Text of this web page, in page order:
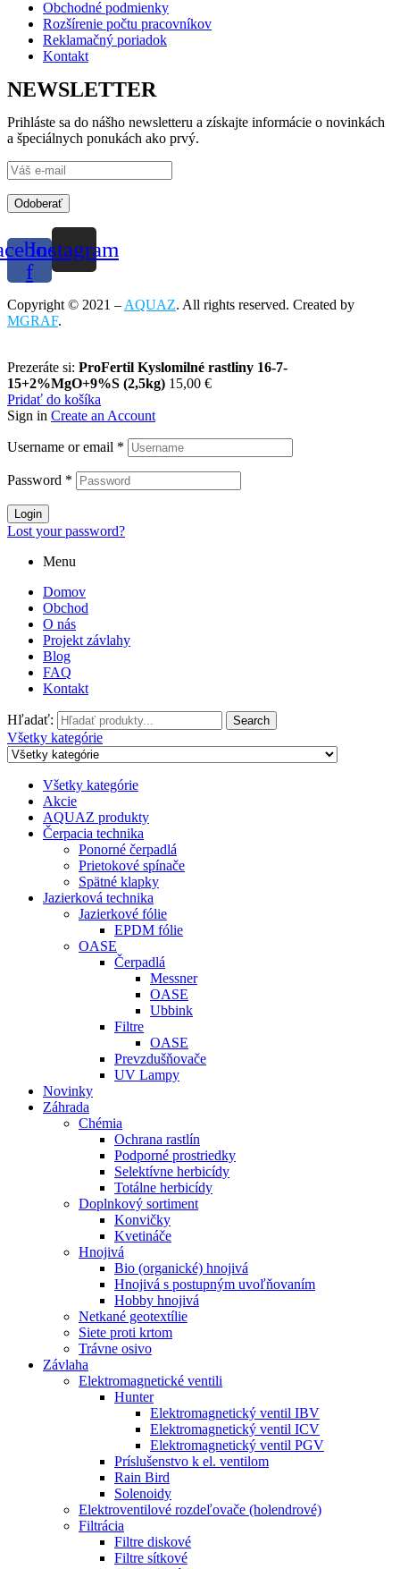
Obchodné podmienky
Rozšírenie počtu pracovníkov
Reklamačný poriadok
Kontakt
NEWSLETTER
Prihláste sa do nášho newsletteru a získajte informácie o novinkách
a špeciálnych ponukách ako prvý.
Odoberať
f
Instagram
Copyright © 2021 – AQUAZ. All rights reserved. Created by
MGRAF.
Prezeráte si: ProFertil Kyslomilné rastliny 16-7-
15+2%MgO+9%S (2,5kg) 15,00 €
Pridať do košíka
Sign in Create an Account
Username or email *
Password *
Login
Lost your password?
Menu
Domov
Obchod
O nás
Projekt závlahy
Blog
FAQ
Kontakt
Hľadať: Search
Všetky kategórie
Všetky kategórie
Akcie
AQUAZ produkty
Čerpacia technika
Ponorné čerpadlá
Prietokové spínače
Spätné klapky
Jazierková technika
Jazierkové fólie
EPDM fólie
OASE
Čerpadlá
Messner
OASE
Ubbink
Filtre
OASE
Prevzdušňovače
UV Lampy
Novinky
Záhrada
Chémia
Ochrana rastlín
Podporné prostriedky
Selektívne herbicídy
Totálne herbicídy
Doplnkový sortiment
Konvičky
Kvetináče
Hnojivá
Bio (organické) hnojivá
Hnojivá s postupným uvoľňovaním
Hobby hnojivá
Netkané geotextílie
Siete proti krtom
Trávne osivo
Závlaha
Elektromagnetické ventili
Hunter
Elektromagnetický ventil IBV
Elektromagnetický ventil ICV
Elektromagnetický ventil PGV
Príslušenstvo k el. ventilom
Rain Bird
Solenoidy
Elektroventilové rozdeľovače (holendrové)
Filtrácia
Filtre diskové
Filtre sítkové